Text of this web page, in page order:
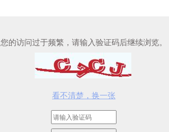
您的访问过于频繁，请输入验证码后继续浏览。
看不清楚，换一张